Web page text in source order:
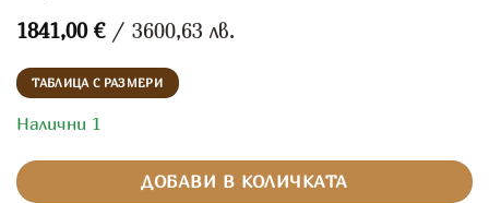
1841,00 €/ 3600,63 лв.
ТАБЛИЦА С РАЗМЕРИ
Налични 1
ДОБАВИ В КОЛИЧКАТА